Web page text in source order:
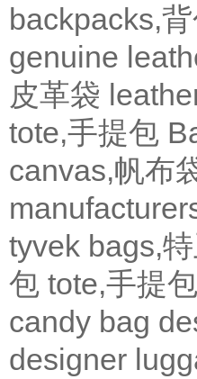
backpacks,
genuine
皮革袋
tote,手提包
canvas,帆布
tyvek bags,
包 tote,手提包
candy bag
designer